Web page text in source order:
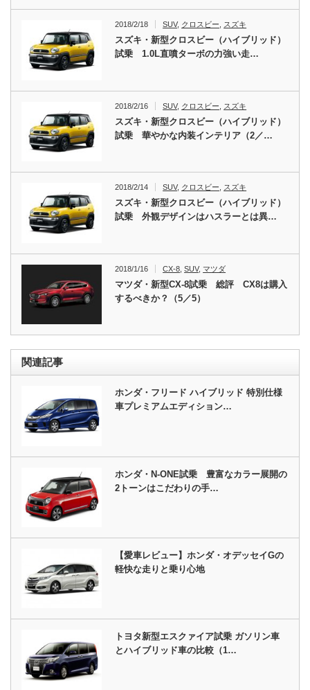
2018/2/18 SUV, クロスビー スズキ
スズキ・新型クロスビー（ハイブリッド）
試乗 1.0L直噴ターボの力強い走…
2018/2/16 SUV, クロスビー スズキ
スズキ・新型クロスビー（ハイブリッド）
試乗 華やかな内装インテリア（2／…
2018/2/14 SUV, クロスビー スズキ
スズキ・新型クロスビー（ハイブリッド）
試乗 外観デザインはハスラーとは異…
2018/1/16 CX-8 ,SUV, マツダ
マツダ・新型CX-8試乗 総評 CX8は購入
するべきか？（5／5）
関連記事
ホンダ・フリード ハイブリッド 特別仕様
車プレミアムエディション…
ホンダ・N-ONE試乗 豊富なカラー展開の
2トーンはこだわりの手…
【愛車レビュー】ホンダ・オデッセイGの
軽快な走りと乗り心地
トヨタ新型エスクァイア試乗 ガソリン車
とハイブリッド車の比較（1…